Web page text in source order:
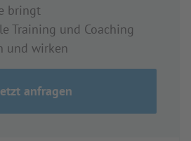
bringt
Training und Coaching
und wirken
anfragen